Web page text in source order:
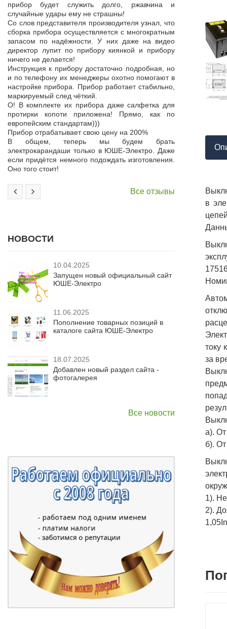
прибор будет служить долго, ржавчина и
случайные удары ему не страшны!
Со слов представителя производителя узнал, что
сборка прибора осуществляется с многократным
запасом по надёжности. У них даже на видео
директор лупит по прибору киянкой и прибору
ничего не делается!
Инструкция к прибору достаточно подробная, но
и по телефону их менеджеры охотно помогают в
настройке прибора. Прибор работает стабильно,
маркируемый след чёткий.
О! В комплекте их прибора даже салфетка для
протирки копоти приложена! Прямо, как по
европейским стандартам)))
Прибор отрабатывает свою цену на 200%
В общем, теперь мы будем брать
электрокарандаши только в ЮШЕ-Электро. Даже
если придётся немного подождать изготовления.
Оно того стоит!
впервые
Приятно
поставщиком!
Все отзывы
НОВОСТИ
10.04.2025
Запущен новый официальный сайт
ЮШЕ-Электро
11.06.2025
Пополнение товарных позиций в
каталоге сайта ЮШЕ-Электро
18.07.2025
Добавлен новый раздел сайта -
фотогалерея
Все новости
в
току
за
а).
б).
1).
2).